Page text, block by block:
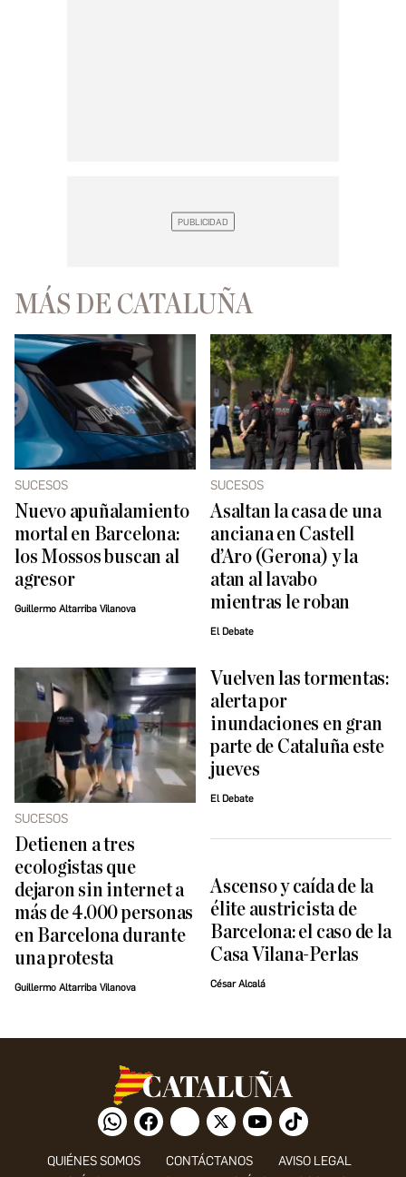
MÁS DE CATALUÑA
SUCESOS
Nuevo apuñalamiento
mortal en Barcelona:
los Mossos buscan al
agresor
Guillermo Altarriba Vilanova
SUCESOS
Asaltan la casa de una
anciana en Castell
d’Aro (Gerona) y la
atan al lavabo
mientras le roban
El Debate
SUCESOS
Detienen a tres
ecologistas que
dejaron sin internet a
más de 4.000 personas
en Barcelona durante
una protesta
Guillermo Altarriba Vilanova
Vuelven las tormentas:
alerta por
inundaciones en gran
parte de Cataluña este
jueves
El Debate
Ascenso y caída de la
élite austricista de
Barcelona: el caso de la
Casa Vilana-Perlas
César Alcalá
QUIÉNES SOMOS CONTÁCTANOS
AVISO LEGAL